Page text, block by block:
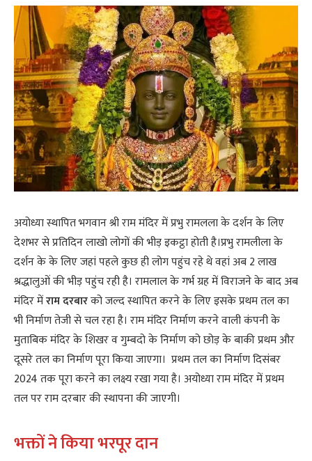
अयोध्या स्थापित भगवान श्री राम मंदिर में प्रभु रामलला के दर्शन के लिए
देशभर से प्रतिदिन लाखो लोगों की भीड़ इकट्ठा होती है।प्रभु रामलीला के
दर्शन के के लिए जहां पहले कुछ ही लोग पहुंच रहे थे वहां अब 2 लाख
श्रद्धालुओं की भीड़ पहुंच रही है। रामलाल के गर्भ ग्रह में विराजने के बाद अब
मंदिर मेंराम दरबारको जल्द स्थापित करने के लिए इसके प्रथम तल का
भी निर्माण तेजी से चल रहा है। राम मंदिर निर्माण करने वाली कंपनी के
मुताबिक मंदिर के शिखर व गुम्बदो के निर्माण को छोड़ के बाकी प्रथम और
दूसरे तल का निर्माण पूरा किया जाएगा। प्रथम तल का निर्माण दिसंबर
2024 तक पूरा करने का लक्ष्य रखा गया है। अयोध्या राम मंदिर में प्रथम
तल पर राम दरबार की स्थापना की जाएगी।
भक्तों ने किया भरपूर दान